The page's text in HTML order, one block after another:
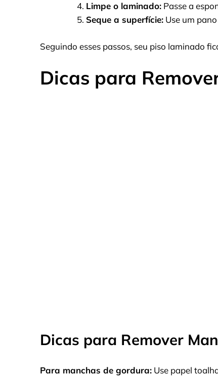
Limpe o laminado: Passe a
Seque a superfície: Use um
Seguindo esses passos, seu piso laminado
Dicas para
Dicas para Remover
Para manchas de gordura: Use papel